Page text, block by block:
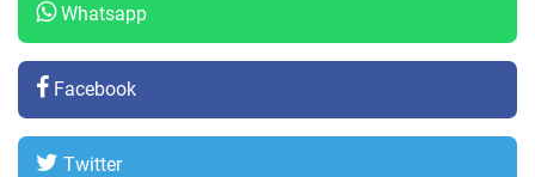
Whatsapp
Facebook
Twitter